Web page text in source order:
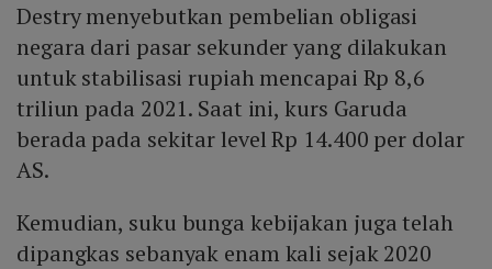
Destry menyebutkan pembelian obligasi
negara dari pasar sekunder yang dilakukan
untuk stabilisasi rupiah mencapai Rp 8,6
triliun pada 2021. Saat ini, kurs Garuda
berada pada sekitar level Rp 14.400 per dolar
AS.
Kemudian, suku bunga kebijakan juga telah
dipangkas sebanyak enam kali sejak 2020